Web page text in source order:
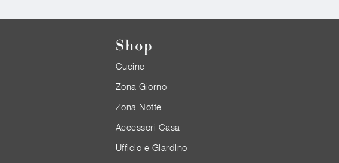
Shop
Cucine
Zona Giorno
Zona Notte
Accessori Casa
Ufficio e Giardino